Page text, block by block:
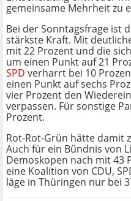
gemeinsame Mehrheit zu
Bei der Sonntagsfrage ist
stärkste Kraft. Mit
mit 22 Prozent und die
um einen Punkt auf 21
SPD verharrt bei 10
einen Punkt auf sechs
vier Prozent den
verpassen. Für sonstige
Prozent.
Rot-Rot-Grün hätte damit
Auch für ein Bündnis von
Demoskopen nach mit 43
eine Koalition von CDU,
läge in Thüringen nur bei